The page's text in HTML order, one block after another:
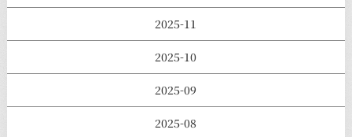
2025-11
2025-10
2025-09
2025-08